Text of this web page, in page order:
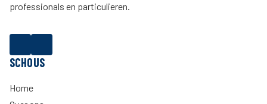
professionals en particulieren.
SCHOUS
Home